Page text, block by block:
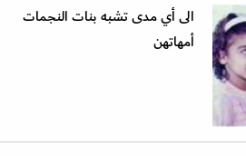
الى أي مدى تشبه بنات النجمات
أمهاتهن